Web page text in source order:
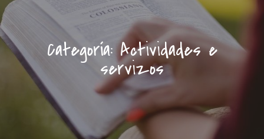
Categoría:Actividades e
servizos